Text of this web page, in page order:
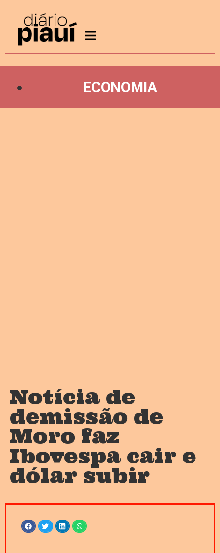
ECONOMIA
Notícia de
demissão de
Moro faz
Ibovespa cair e
dólar subir